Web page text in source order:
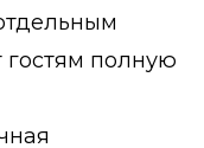
гостям полную